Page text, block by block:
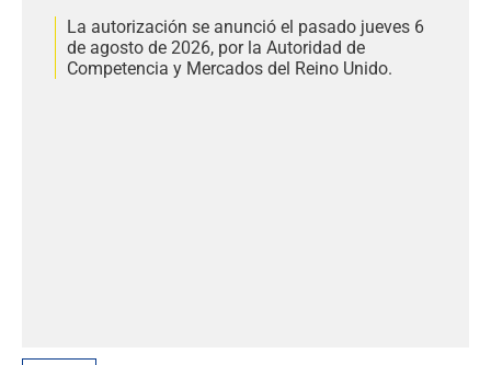
La autorización se anunció el pasado jueves 6
de agosto de 2026, por la Autoridad de
Competencia y Mercados del Reino Unido.